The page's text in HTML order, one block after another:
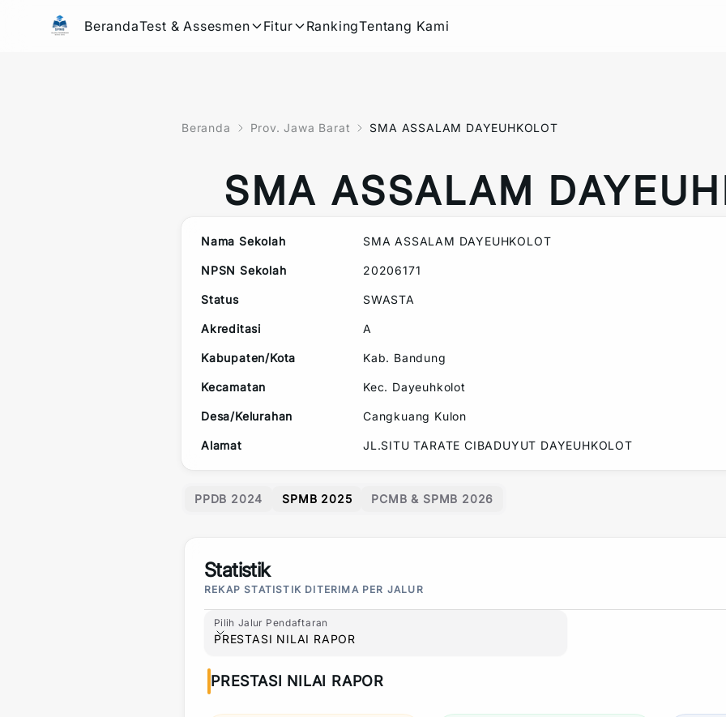
BerandaTest & Assesmen Fitur RankingTentang Kami
Beranda Prov. Jawa Barat SMA ASSALAM DAYEUHKOLOT
SMA ASSALAM
Nama Sekolah SMA ASSALAM DAYEUHKOLOT
NPSN Sekolah 20206171
Status SWASTA
Akreditasi A
Kabupaten/Kota Kab. Bandung
Kecamatan Kec. Dayeuhkolot
Desa/Kelurahan Cangkuang Kulon
Alamat JL.SITU TARATE CIBADUYUT DAYEUHKOLOT
PPDB 2024 SPMB 2025 PCMB & SPMB 2026
Statistik
REKAP STATISTIK DITERIMA PER JALUR
Pilih Jalur Pendaftaran
Pilih Jalur Pendaftaran
PRESTASI NILAI RAPOR
PRESTASI NILAI RAPOR